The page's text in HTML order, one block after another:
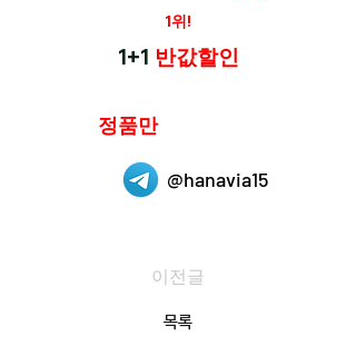
1위!
1+1 반값할인
정품만
@hanavia15
이전글
목록